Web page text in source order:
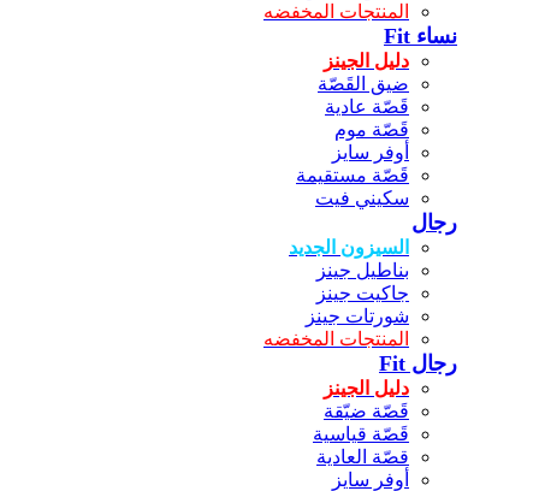
المنتجات المخفضه
نساء Fit
دليل الجينز
ضيق القَصّة
قَصّة عادية
قَصّة موم
أوفر سايز
قَصّة مستقيمة
سكيني فيت
رجال
السيزون الجديد
بناطيل جينز
جاكيت جينز
شورتات جينز
المنتجات المخفضه
رجال Fit
دليل الجينز
قَصّة ضيّقة
قَصّة قياسية
قصّة العادية
أوفر سايز